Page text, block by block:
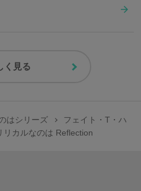
く見る
はシリーズ
フェイト・T・ハ
リカルなのは Reflection